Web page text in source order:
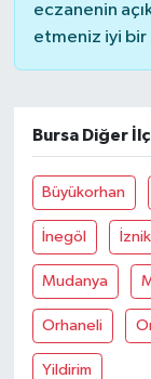
eczanenin
etmeniz iyi bir
Bursa Diğer
Büyükorhan
İnegöl İznik
Mudanya
Orhaneli
Yildirim